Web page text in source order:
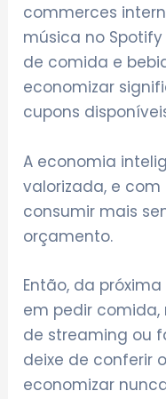
commerces
música no
de comida e
economizar
cupons
A economia
valorizada, e
consumir mais
orçamento.
Então, da
em pedir
de streaming ou
deixe de conferir
economizar